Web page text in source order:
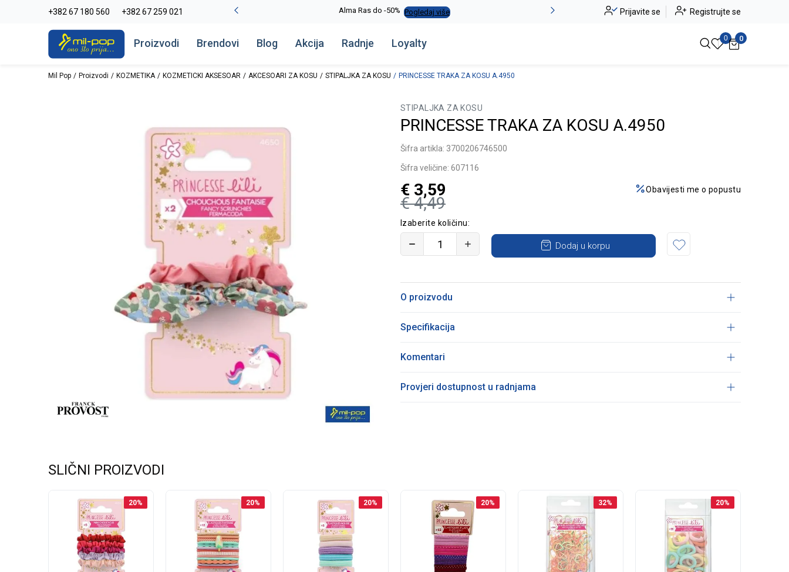
+382 67 180 560 +382 67 259 021
La Plage peškiri do -30% Pogledaj više Alma Ras do -50% Pogledaj više Novo u ponudi - Jadea Pogledaj više
Prijavite se Registrujte se
Proizvodi Brendovi Blog Akcija Radnje Loyalty 0 0
Mil Pop Proizvodi KOZMETIKA KOZMETICKI AKSESOAR AKCESOARI ZA KOSU STIPALJKA ZA KOSU PRINCESSE TRAKA ZA KOSU A.4950
STIPALJKA ZA KOSU
PRINCESSE TRAKA ZA KOSU A.4950
Šifra artikla: 3700206746500
Šifra veličine: 607116
€ 4,49
€ 3,59 Obavijesti me o popustu
Izaberite količinu:
Dodaj u korpu
O proizvodu
Specifikacija
Komentari
Provjeri dostupnost u radnjama
SLIČNI PROIZVODI
20% 20% 20% 20% 32% 20%